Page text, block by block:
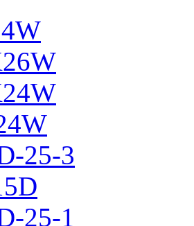
25-3
25-1